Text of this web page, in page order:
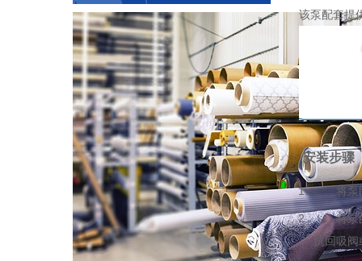
该泵配套提
安装步骤
将泵固
将泵的
抗回吸阀